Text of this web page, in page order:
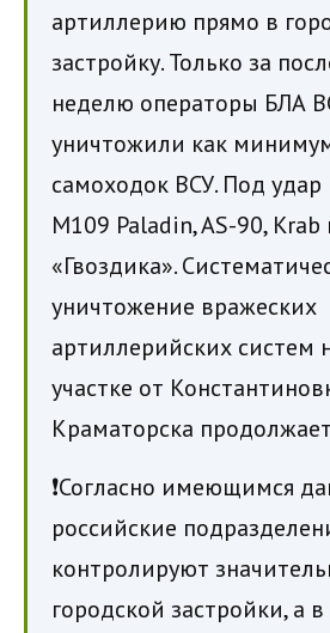
артиллерию прямо в
застройку. Только за
неделю операторы БЛА
уничтожили как
самоходок ВСУ. Под
М109 Paladin, AS-90, Krab
«Гвоздика».
уничтожение вражеских
артиллерийских систем
участке от
Краматорска
❗️Согласно имеющимся
российские
контролируют
городской застройки, а